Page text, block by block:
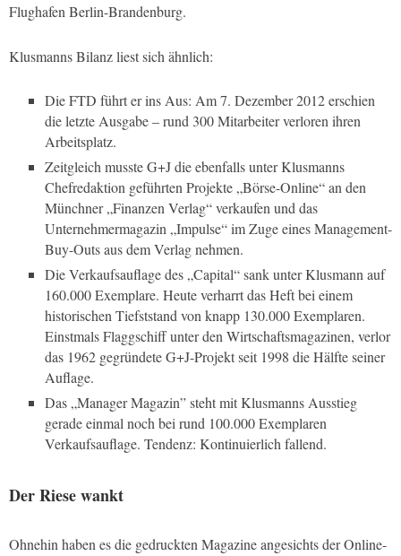
Flughafen Berlin-Brandenburg.
Klusmanns Bilanz liest sich ähnlich:
Die FTD führt er ins Aus: Am 7. Dezember 2012 erschien
die letzte Ausgabe – rund 300 Mitarbeiter verloren ihren
Arbeitsplatz.
Zeitgleich musste G+J die ebenfalls unter Klusmanns
Chefredaktion geführten Projekte „Börse-Online“ an den
Münchner „Finanzen Verlag“ verkaufen und das
Unternehmermagazin „Impulse“ im Zuge eines Management-
Buy-Outs aus dem Verlag nehmen.
Die Verkaufsauflage des „Capital“ sank unter Klusmann auf
160.000 Exemplare. Heute verharrt das Heft bei einem
historischen Tiefststand von knapp 130.000 Exemplaren.
Einstmals Flaggschiff unter den Wirtschaftsmagazinen, verlor
das 1962 gegründete G+J-Projekt seit 1998 die Hälfte seiner
Auflage.
Das „Manager Magazin” steht mit Klusmanns Ausstieg
gerade einmal noch bei rund 100.000 Exemplaren
Verkaufsauflage. Tendenz: Kontinuierlich fallend.
Der Riese wankt
Ohnehin haben es die gedruckten Magazine angesichts der Online-